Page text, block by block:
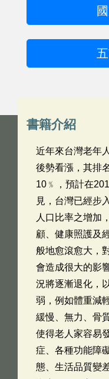
書籍介紹
近年來台灣老年
後勢看漲，其排
10﹪，預計在
見，台灣已經步
人口比率之增加
顧、健康照護及
般地愈滾愈大，
會造成很大的影
況將逐漸退化，
弱，例如體重減
緩慢、無力、骨
使得老人家容易
症、各種功能障
態、生活品質變